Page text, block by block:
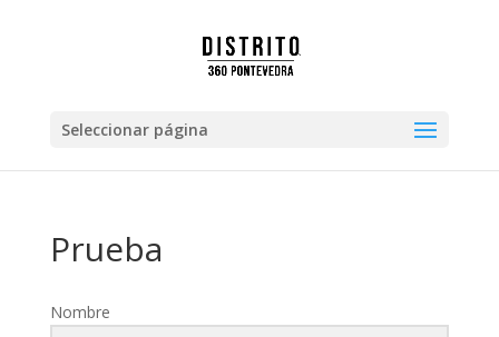
Seleccionar página
Prueba
Nombre